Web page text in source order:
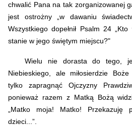
chwalić Pana na tak zorganizowanej
jest ostrożny „w dawaniu
Wszystkiego dopełnił Psalm 24
stanie w jego świętym miejscu?"
Wielu nie dorasta do tego,
Niebieskiego, ale miłosierdzie
tylko zapragnąć Ojczyzny
ponieważ razem z Matką Bożą
„Matko moja! Matko!
dzieci...”.